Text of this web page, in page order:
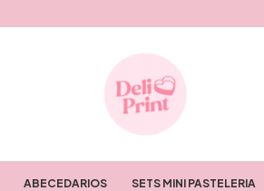
ABECEDARIOS SETS MINI PASTELERIA